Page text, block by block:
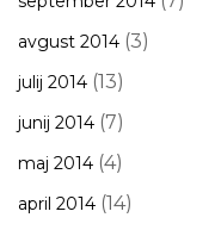
avgust 2014 (3)
julij 2014 (13)
junij 2014 (7)
maj 2014 (4)
april 2014 (14)